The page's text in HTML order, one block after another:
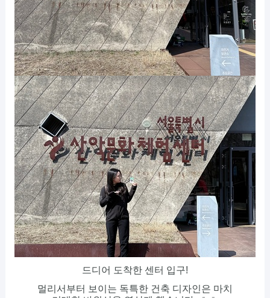
드디어 도착한 센터 입구!
멀리서부터 보이는 독특한 건축 디자인은 마치